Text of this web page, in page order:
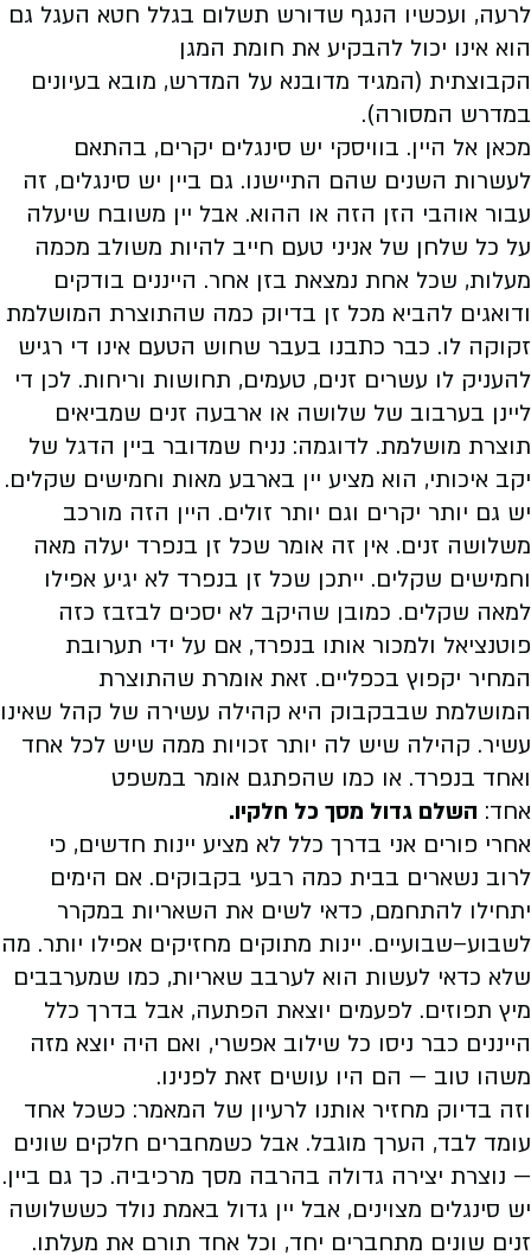
לרעה, ועכשיו הנגף שדורש תשלום בגלל חטא העגל גם
הוא אינו יכול להבקיע את חומת המגן
הקבוצתית (המגיד מדובנא על המדרש, מובא בעיונים
במדרש המסורה).
מכאן אל היין. בוויסקי יש סינגלים יקרים, בהתאם
לעשרות השנים שהם התיישנו. גם ביין יש סינגלים, זה
עבור אוהבי הזן הזה או ההוא. אבל יין משובח שיעלה
על כל שלחן של אניני טעם חייב להיות משולב מכמה
מעלות, שכל אחת נמצאת בזן אחר. הייננים בודקים
ודואגים להביא מכל זן בדיוק כמה שהתוצרת המושלמת
זקוקה לו. כבר כתבנו בעבר שחוש הטעם אינו די רגיש
להעניק לו עשרים זנים, טעמים, תחושות וריחות. לכן די
ליינן בערבוב של שלושה או ארבעה זנים שמביאים
תוצרת מושלמת. לדוגמה: נניח שמדובר ביין הדגל של
יקב איכותי, הוא מציע יין בארבע מאות וחמישים שקלים.
יש גם יותר יקרים וגם יותר זולים. היין הזה מורכב
משלושה זנים. אין זה אומר שכל זן בנפרד יעלה מאה
וחמישים שקלים. ייתכן שכל זן בנפרד לא יגיע אפילו
למאה שקלים. כמובן שהיקב לא יסכים לבזבז כזה
פוטנציאל ולמכור אותו בנפרד, אם על ידי תערובת
המחיר יקפוץ בכפליים. זאת אומרת שהתוצרת
המושלמת שבבקבוק היא קהילה עשירה של קהל שאינו
עשיר. קהילה שיש לה יותר זכויות ממה שיש לכל אחד
ואחד בנפרד. או כמו שהפתגם אומר במשפט
אחד: השלם גדול מסך כל חלקיו.
אחרי פורים אני בדרך כלל לא מציע יינות חדשים, כי
לרוב נשארים בבית כמה רבעי בקבוקים. אם הימים
יתחילו להתחמם, כדאי לשים את השאריות במקרר
לשבוע–שבועיים. יינות מתוקים מחזיקים אפילו יותר. מה
שלא כדאי לעשות הוא לערבב שאריות, כמו שמערבבים
מיץ תפוזים. לפעמים יוצאת הפתעה, אבל בדרך כלל
הייננים כבר ניסו כל שילוב אפשרי, ואם היה יוצא מזה
משהו טוב — הם היו עושים זאת לפנינו.
וזה בדיוק מחזיר אותנו לרעיון של המאמר: כשכל אחד
עומד לבד, הערך מוגבל. אבל כשמחברים חלקים שונים
— נוצרת יצירה גדולה בהרבה מסך מרכיביה. כך גם ביין.
יש סינגלים מצוינים, אבל יין גדול באמת נולד כששלושה
זנים שונים מתחברים יחד, וכל אחד תורם את מעלתו.